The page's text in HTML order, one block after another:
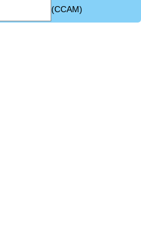
(CCAM)